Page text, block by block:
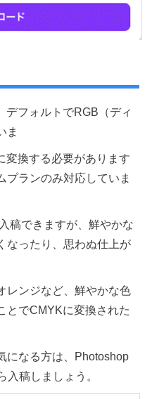
デフォルトでRGB（ディ
ま
変換する必要があります
プランのみ対応していま
稿できますが、鮮やかな
なったり、思わぬ仕上が
レンジなど、鮮やかな色
とでCMYKに変換された
になる方は、Photoshop
入稿しましょう。